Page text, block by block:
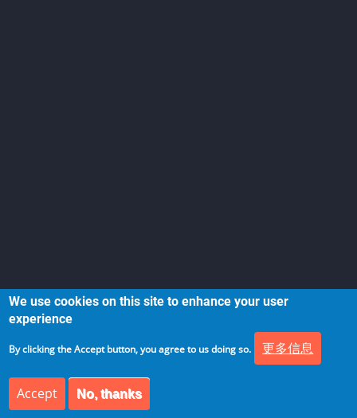
© 2026 架构师研究会, All rights reserved.
We use cookies on this site to enhance your user
experience
By clicking the Accept button, you agree to us doing so. 更多信息
Accept No, thanks